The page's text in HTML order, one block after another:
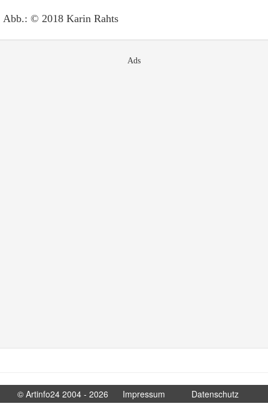
Abb.: © 2018 Karin Rahts
Ads
© Artinfo24 2004 - 2026 Impressum Datenschutz